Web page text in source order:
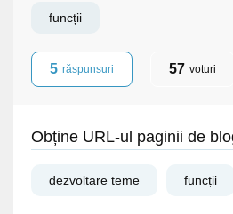
funcții
5 răspunsuri 57 voturi
Obține URL-ul paginii de
dezvoltare teme funcții